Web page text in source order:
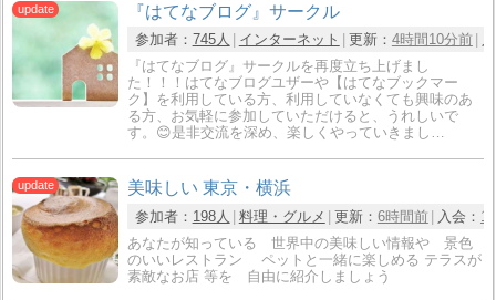
『はてなブログ』サークル
参加者： 745人 インターネット 更新： 4時間10分前
『はてなブログ』サークルを再度立ち上げまし
た！！！はてなブログユザーや【はてなブックマー
ク】を利用している方、利用していなくても興味のあ
る方、お気軽に参加していただけると、うれしいで
す。😊是非交流を深め、楽しくやっていきまし…
美味しい 東京・横浜
参加者： 198人 料理・グルメ 更新： 6時間前 入会： 1
あなたが知っている 世界中の美味しい情報や 景色
のいいレストラン ペットと一緒に楽しめる テラスが
素敵なお店 等を 自由に紹介しましょう